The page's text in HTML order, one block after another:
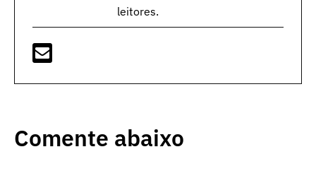
leitores.
Comente abaixo